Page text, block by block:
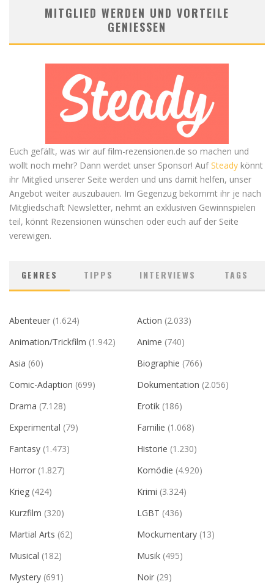
MITGLIED WERDEN UND VORTEILE
GENIESSEN
Euch gefällt, was wir auf film-rezensionen.de so machen und
wollt noch mehr? Dann werdet unser Sponsor! AufSteady könnt
ihr Mitglied unserer Seite werden und uns damit helfen, unser
Angebot weiter auszubauen. Im Gegenzug bekommt ihr je nach
Mitgliedschaft Newsletter, nehmt an exklusiven Gewinnspielen
teil, könnt Rezensionen wünschen oder euch auf der Seite
verewigen.
GENRES TIPPS INTERVIEWS TAGS
Abenteuer (1.624) Action (2.033)
Animation/Trickfilm (1.942) Anime (740)
Asia (60) Biographie (766)
Comic-Adaption (699) Dokumentation (2.056)
Drama (7.128) Erotik (186)
Experimental (79) Familie (1.068)
Fantasy (1.473) Historie (1.230)
Horror (1.827) Komödie (4.920)
Krieg (424) Krimi (3.324)
Kurzfilm (320) LGBT (436)
Martial Arts (62) Mockumentary (13)
Musical (182) Musik (495)
Mystery (691) Noir (29)